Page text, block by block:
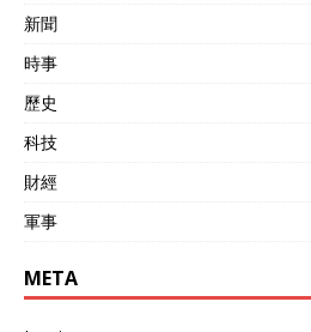
解，但是电子战这一套，巴
基斯坦军队的能力，特别是
霹雳-15空空导弹的能力，
着实吓人了，阵风战斗机在
三个阶段全程无告警。200
多公里，相当于中国解放军
空军战机从福建任何地点起
飞，飞行员闭着眼睛发射导
有F-16V战斗机。
新聞
時事
歷史
科技
財經
軍事
META